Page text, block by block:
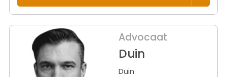
Advocaat
Duin
Duin